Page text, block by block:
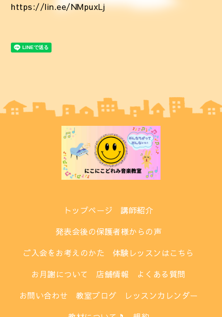
https://lin.ee/NMpuxLj
トップページ
講師紹介
発表会後の保護者様からの声
ご入会をお考えのかた
体験レッスンはこちら
お月謝について
店舗情報
よくある質問
お問い合わせ
教室ブログ
レッスンカレンダー